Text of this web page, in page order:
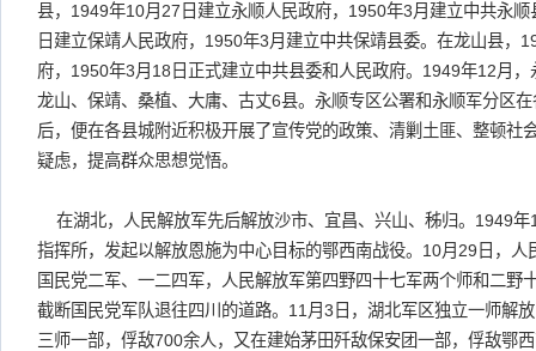
县，1949年10月27日建立永顺人民政府，1950年3月建立中共永
日建立保靖人民政府，1950年3月建立中共保靖县委。在龙山县，
府，1950年3月18日正式建立中共县委和人民政府。1949年12月
龙山、保靖、桑植、大庸、古丈6县。永顺专区公署和永顺军分区
后，便在各县城附近积极开展了宣传党的政策、清剿土匪、整顿社
疑虑，提高群众思想觉悟。
在湖北，人民解放军先后解放沙市、宜昌、兴山、秭归。1949年
指挥所，发起以解放恩施为中心目标的鄂西南战役。10月29日，人
国民党二军、一二四军，人民解放军第四野四十七军两个师和二野
截断国民党军队退往四川的道路。11月3日，湖北军区独立一师解
三师一部，俘敌700余人，又在建始茅田歼敌保安团一部，俘敌鄂